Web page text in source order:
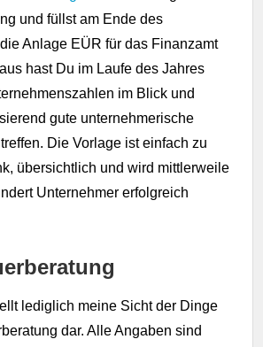
und füllst am Ende des
Anlage EÜR für das Finanzamt
hast Du im Laufe des Jahres
im Blick und
gute unternehmerische
Die Vorlage ist einfach zu
übersichtlich und wird mittlerweile
Unternehmer erfolgreich
lediglich meine Sicht der Dinge
dar. Alle Angaben sind